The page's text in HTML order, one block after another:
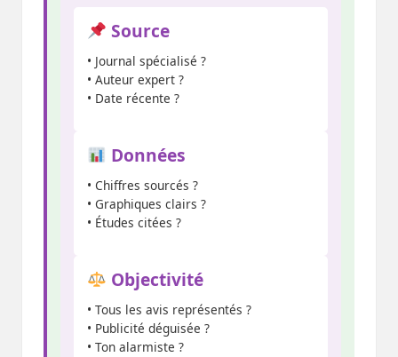
Source
• Journal spécialisé ?
• Auteur expert ?
• Date récente ?
Données
• Chiffres sourcés ?
• Graphiques clairs ?
• Études citées ?
Objectivité
• Tous les avis représentés ?
• Publicité déguisée ?
• Ton alarmiste ?